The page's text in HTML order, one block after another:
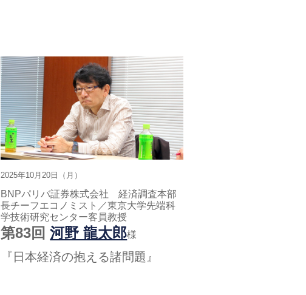
2025年10月20日（月）
BNPパリバ証券株式会社 経済調査本部
長チーフエコノミスト／東京大学先端科
学技術研究センター客員教授
第83回河野 龍太郎様
『日本経済の抱える諸問題』